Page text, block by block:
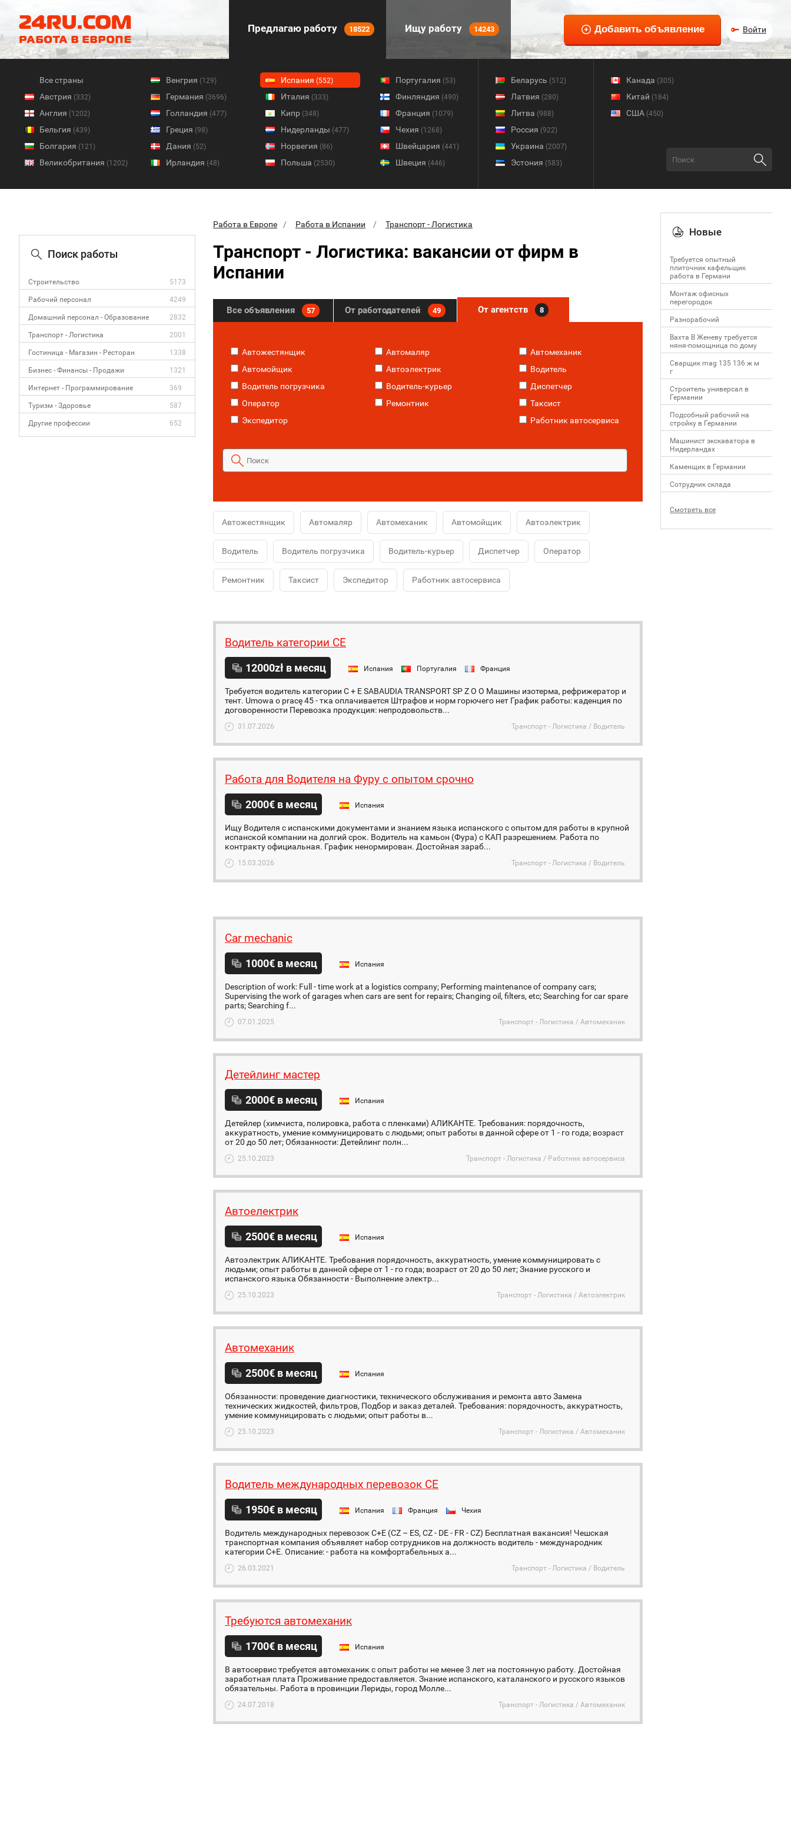
Предлагаю работу 18522 Ищу работу 14243 Войти
Все страны
Австрия (332)
Англия (1202)
Бельгия (439)
Болгария (121)
Великобритания (1202)
Венгрия (129)
Германия (3696)
Голландия (477)
Греция (98)
Дания (52)
Ирландия (48)
Испания (552)
Италия (333)
Кипр (348)
Нидерланды (477)
Норвегия (86)
Польша (2530)
Португалия (53)
Финляндия (490)
Франция (1079)
Чехия (1268)
Швейцария (441)
Швеция (446)
Беларусь (512)
Латвия (280)
Литва (988)
Россия (922)
Украина (2007)
Эстония (583)
Канада (305)
Китай (184)
США (450)
Поиск работы
Строительство 5173
Рабочий персонал 4249
Домашний персонал - Образование 2832
Транспорт - Логистика 2001
Гостиница - Магазин - Ресторан 1338
Бизнес - Финансы - Продажи 1321
Интернет - Программирование 369
Туризм - Здоровье 587
Другие профессии 652
Работа в Европе Работа в Испании Транспорт - Логистика
Транспорт - Логистика: вакансии от фирм в
Испании
Все объявления 57 От работодателей 49 От агентств 8
Автожестянщик Автомаляр
Автомеханик
Автомойщик
Автоэлектрик
Водитель
Водитель погрузчика
Водитель-курьер
Диспетчер
Оператор
Ремонтник
Таксист
Экспедитор
Работник автосервиса
Автожестянщик Автомаляр Автомеханик Автомойщик Автоэлектрик
Водитель Водитель погрузчика Водитель-курьер Диспетчер Оператор
Ремонтник Таксист Экспедитор Работник автосервиса
Водитель категории СЕ
12000zł в месяц Испания Португалия Франция
Требуется водитель категории С + Е SABAUDIA TRANSPORT SP Z O O Машины изотерма, рефрижератор и
тент. Umowa o pracę 45 - тка оплачивается Штрафов и норм горючего нет График работы: каденция по
договоренности Перевозка продукция: непродовольств...
31.07.2026 Транспорт - Логистика / Водитель
Работа для Водителя на Фуру с опытом срочно
2000€ в месяц Испания
Ищу Водителя с испанскими документами и знанием языка испанского с опытом для работы в крупной
испанской компании на долгий срок. Водитель на камьон (Фура) с КАП разрешением. Работа по
контракту официальная. График ненормирован. Достойная зараб...
15.03.2026 Транспорт - Логистика / Водитель
Car mechanic
1000€ в месяц Испания
Description of work: Full - time work at a logistics company; Performing maintenance of company cars;
Supervising the work of garages when cars are sent for repairs; Changing oil, filters, etc; Searching for car spare
parts; Searching f...
07.01.2025 Транспорт - Логистика / Автомеханик
Детейлинг мастер
2000€ в месяц Испания
Детейлер (химчиста, полировка, работа с пленками) АЛИКАНТЕ. Требования: порядочность,
аккуратность, умение коммуницировать с людьми; опыт работы в данной сфере от 1 - го года; возраст
от 20 до 50 лет; Обязанности: Детейлинг полн...
25.10.2023 Транспорт - Логистика / Работник автосервиса
Автоелектрик
2500€ в месяц Испания
Автоэлектрик АЛИКАНТЕ. Требования порядочность, аккуратность, умение коммуницировать с
людьми; опыт работы в данной сфере от 1 - го года; возраст от 20 до 50 лет; Знание русского и
испанского языка Обязанности - Выполнение электр...
25.10.2023 Транспорт - Логистика / Автоэлектрик
Автомеханик
2500€ в месяц Испания
Обязанности: проведение диагностики, технического обслуживания и ремонта авто Замена
технических жидкостей, фильтров, Подбор и заказ деталей. Требования: порядочность, аккуратность,
умение коммуницировать с людьми; опыт работы в...
25.10.2023 Транспорт - Логистика / Автомеханик
Водитель международных перевозок СЕ
1950€ в месяц Испания Франция Чехия
Водитель международных перевозок С+Е (CZ – ES, CZ - DE - FR - CZ) Бесплатная вакансия! Чешская
транспортная компания объявляет набор сотрудников на должность водитель - международник
категории C+E. Описание: - работа на комфортабельных а...
26.03.2021 Транспорт - Логистика / Водитель
Требуются автомеханик
1700€ в месяц Испания
В автосервис требуется автомеханик с опыт работы не менее 3 лет на постоянную работу. Достойная
заработная плата Проживание предоставляется. Знание испанского, каталанского и русского языков
обязательны. Работа в провинции Лериды, город Молле...
24.07.2018 Транспорт - Логистика / Автомеханик
Новые
Требуется опытный
плиточник кафельщик
работa в Германи
Mонтаж офисных
перегородок
Разнорабочий
Вахта В Женеву требуется
няня-помощница по дому
Сварщик mag 135 136 ж м
г
Строитель универсал в
Германии
Подсобный рабочий на
стройку в Германии
Машинист экскаватора в
Нидерландах
Каменщик в Германии
Сотрудник склада
Смотреть все